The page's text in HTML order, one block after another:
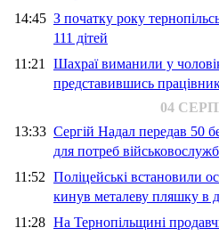
14:45 З початку року
111 дітей
11:21 Шахраї виманили у
представившись
04
13:33 Сергій Надал передав 50
для потреб
11:52 Поліцейські встановили
кинув металеву пляшку в
11:28 На Тернопільщині